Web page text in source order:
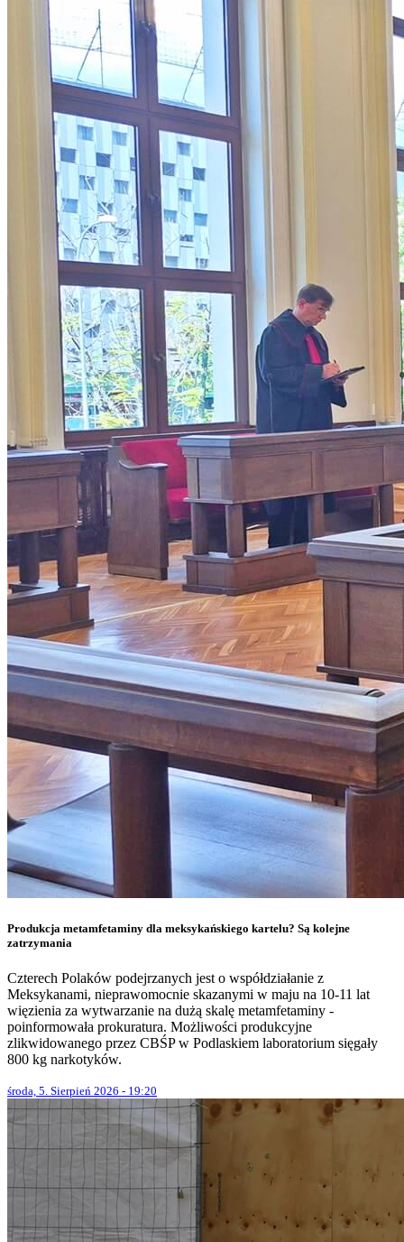
Produkcja metamfetaminy dla meksykańskiego kartelu? Są kolejne
zatrzymania
Czterech Polaków podejrzanych jest o współdziałanie z
Meksykanami, nieprawomocnie skazanymi w maju na 10-11 lat
więzienia za wytwarzanie na dużą skalę metamfetaminy -
poinformowała prokuratura. Możliwości produkcyjne
zlikwidowanego przez CBŚP w Podlaskiem laboratorium sięgały
800 kg narkotyków.
środa, 5. Sierpień 2026 - 19:20